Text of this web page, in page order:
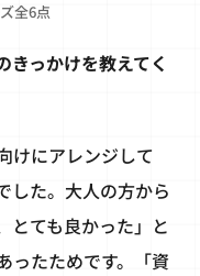
全6点
きっかけを教えてく
けにアレンジして
した。大人の方から
とても良かった」と
ったためです。「資